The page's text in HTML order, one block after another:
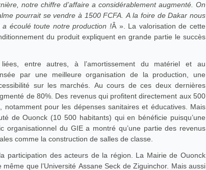
notre chiffre d’affaire a considérablement augmenté. On
pourrait se vendre à 1500 FCFA. A la foire de Dakar nous
écoulé toute notre production !Â ». La valorisation de cette
du produit expliquent en grande partie le succès
entre autres, à l’amortissement du matériel et au
par une meilleure organisation de la production, une
sur les marchés. Au cours de ces deux dernières
de 80%. Des revenus qui profitent directement aux 500
pour les dépenses sanitaires et éducatives. Mais
de Ouonck (10 500 habitants) qui en bénéficie puisqu’une
organisationnel du GIE a montré qu’une partie des revenus
comme la construction de salles de classe.
participation des acteurs de la région. La Mairie de Ouonck
que l’Université Assane Seck de Ziguinchor. Mais aussi